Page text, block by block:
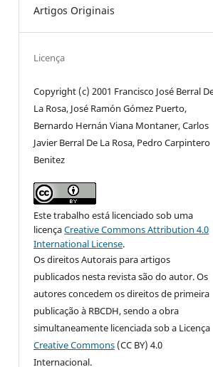
Artigos Originais
Licença
Copyright (c) 2001 Francisco José Berral
La Rosa, José Ramón Gómez Puerto,
Bernardo Hernán Viana Montaner, Carlos
Javier Berral De La Rosa, Pedro Carpintero
Benitez
Este trabalho está licenciado sob uma
licençaCreative Commons Attribution 4.0
International License.
Os direitos Autorais para artigos
publicados nesta revista são do autor. Os
autores concedem os direitos de primeira
publicação à RBCDH, sendo a obra
simultaneamente licenciada sob a Licença
Creative Commons (CC BY) 4.0
Internacional.